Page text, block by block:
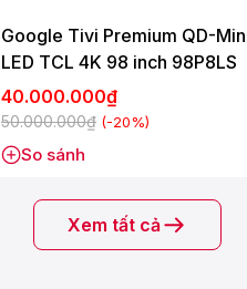
Google Tivi Premium QD-
LED TCL 4K 98 inch 98P8LS
40.000.000₫
50.000.000₫ (-20%)
So sánh
Xem tất cả